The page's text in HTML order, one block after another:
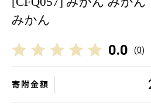
みかん
0.0 (0)
寄附金額